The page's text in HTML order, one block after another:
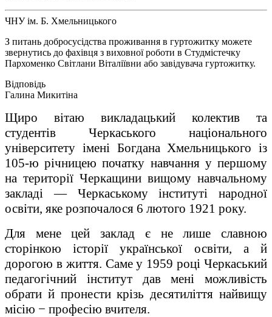
ЧНУ ім. Б. Хмельницького
З питань добросусідства проживання в гуртожитку можете
звернутись до фахівця з виховної роботи в Студмістечку
Пархоменко Світлани Віталіївни або завідувача гуртожитку.
Галина Микитіна
Щиро вітаю викладацький колектив та
студентів Черкаського національного
університету імені Богдана Хмельницького із
105-ю річницею початку навчання у першому
на території Черкащини вищому навчальному
закладі — Черкаському інституті народної
освіти, яке розпочалося 6 лютого 1921 року.
Для мене цей заклад є не лише славною
сторінкою історії української освіти, а й
дорогою в життя. Саме у 1959 році Черкаський
педагогічний інститут дав мені можливість
обрати й пронести крізь десятиліття найвищу
місію − професію вчителя.